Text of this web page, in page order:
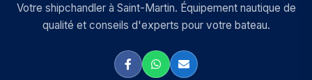
Votre shipchandler à Saint-Martin. Équipement nautique de
qualité et conseils d'experts pour votre bateau.